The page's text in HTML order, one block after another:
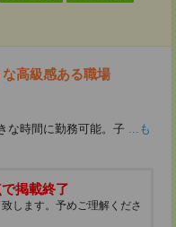
高級感ある職場
な時間に勤務可能。子 ...も
掲載終了
します。予めご理解くださ